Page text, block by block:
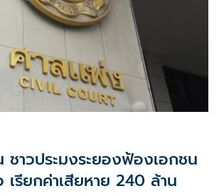
ชาวประมงระยองฟ้องเอกชน
รียกค่าเสียหาย 240 ล้าน